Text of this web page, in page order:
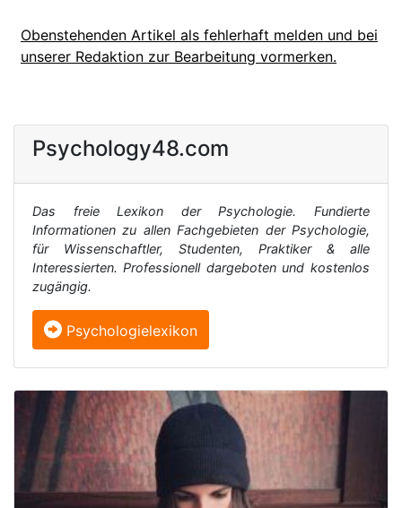
Obenstehenden Artikel als fehlerhaft melden und bei
unserer Redaktion zur Bearbeitung vormerken.
Psychology48.com
Das freie Lexikon der Psychologie. Fundierte
Informationen zu allen Fachgebieten der Psychologie,
für Wissenschaftler, Studenten, Praktiker & alle
Interessierten. Professionell dargeboten und kostenlos
zugängig.
Psychologielexikon